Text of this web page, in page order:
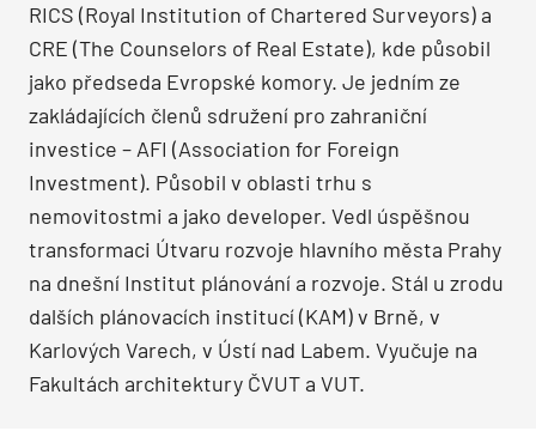
RICS (Royal Institution of Chartered Surveyors) a
CRE (The Counselors of Real Estate), kde působil
jako předseda Evropské komory. Je jedním ze
zakládajících členů sdružení pro zahraniční
investice – AFI (Association for Foreign
Investment). Působil v oblasti trhu s
nemovitostmi a jako developer. Vedl úspěšnou
transformaci Útvaru rozvoje hlavního města Prahy
na dnešní Institut plánování a rozvoje. Stál u zrodu
dalších plánovacích institucí (KAM) v Brně, v
Karlových Varech, v Ústí nad Labem. Vyučuje na
Fakultách architektury ČVUT a VUT.